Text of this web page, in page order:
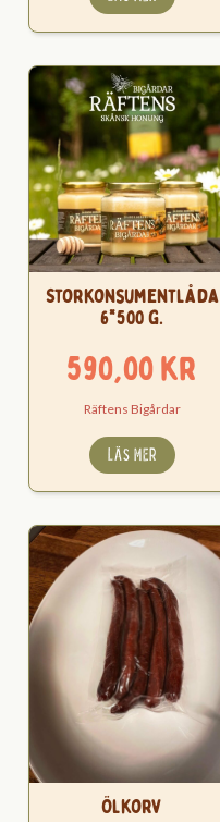
Storkonsumentlåda
6*500 g.
590,00kr
Räftens Bigårdar
LÄS MER
Ölkorv